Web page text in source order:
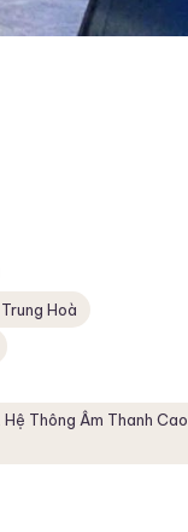
Hoà
Thông Âm Thanh Cao